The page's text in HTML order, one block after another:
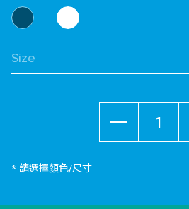
選擇 顏色
選擇 Size
* 請選擇顏色/尺寸